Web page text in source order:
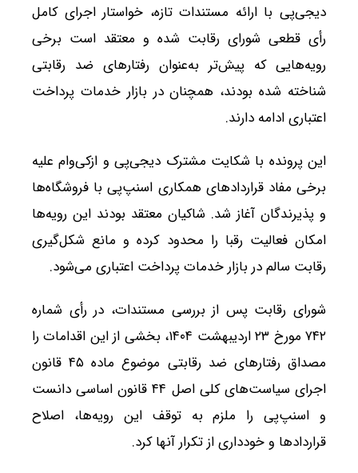
دیجی‌پی با ارائه مستندات تازه، خواستار اجرای کامل
رأی قطعی شورای رقابت شده و معتقد است برخی
رویه‌هایی که پیش‌تر به‌عنوان رفتارهای ضد رقابتی
شناخته شده بودند، همچنان در بازار خدمات پرداخت
اعتباری ادامه دارند.
این پرونده با شکایت مشترک دیجی‌پی و ازکی‌وام علیه
برخی مفاد قراردادهای همکاری اسنپ‌پی با فروشگاه‌ها
و پذیرندگان آغاز شد. شاکیان معتقد بودند این رویه‌ها
امکان فعالیت رقبا را محدود کرده و مانع شکل‌گیری
رقابت سالم در بازار خدمات پرداخت اعتباری می‌شود.
شورای رقابت پس از بررسی مستندات، در رأی شماره
۷۴۲ مورخ ۲۳ اردیبهشت ۱۴۰۴، بخشی از این اقدامات را
مصداق رفتارهای ضد رقابتی موضوع ماده ۴۵ قانون
اجرای سیاست‌های کلی اصل ۴۴ قانون اساسی دانست
و اسنپ‌پی را ملزم به توقف این رویه‌ها، اصلاح
قراردادها و خودداری از تکرار آنها کرد.